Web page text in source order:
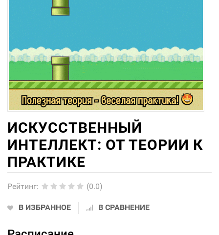
ИСКУССТВЕННЫЙ
ИНТЕЛЛЕКТ: ОТ ТЕОРИИ К
ПРАКТИКЕ
Рейтинг: (0.0)
В ИЗБРАННОЕ В СРАВНЕНИЕ